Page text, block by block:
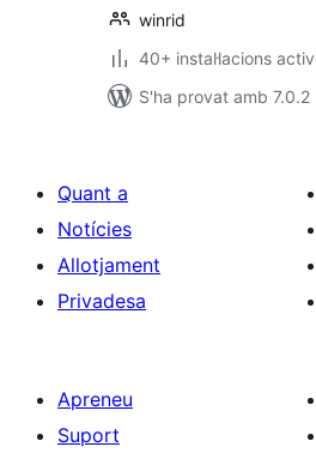
winrid
40+ instal·lacions
S'ha provat amb 7.0.2
Quant a
Notícies
Allotjament
Privadesa
Apreneu
Suport